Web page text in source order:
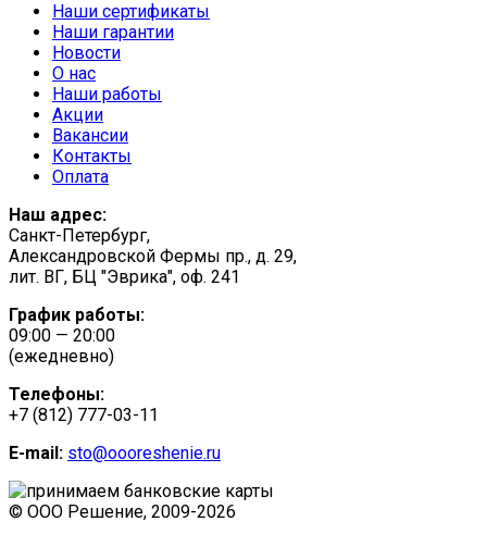
Наши сертификаты
Наши гарантии
Новости
О нас
Наши работы
Акции
Вакансии
Контакты
Оплата
Наш адрес:
Санкт-Петербург,
Александровской Фермы пр., д. 29,
лит. ВГ, БЦ "Эврика", оф. 241
График работы:
09:00 — 20:00
(ежедневно)
Телефоны:
+7 (812) 777-03-11
E-mail: sto@oooreshenie.ru
© ООО Решение, 2009-2026